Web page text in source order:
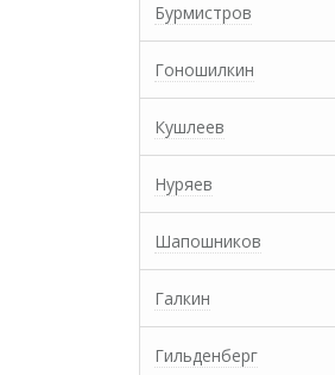
Бурмистров
Гоношилкин
Кушлеев
Нуряев
Шапошников
Галкин
Гильденберг